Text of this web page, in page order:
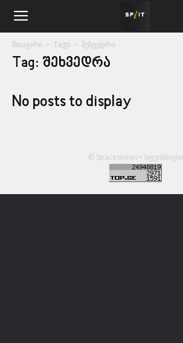
მთავარი Tags შეხვედრა
Tag: შეხვედრა
No posts to display
© Spacesnews • სფეისნიუსი